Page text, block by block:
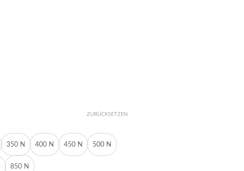
350 N 400 N 450 N 500 N
850 N
ZURÜCKSETZEN